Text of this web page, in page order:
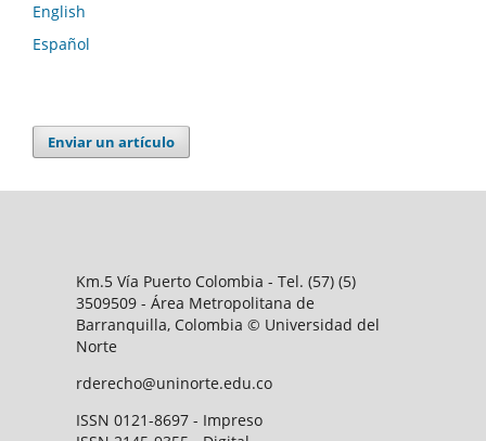
English
Español
Enviar un artículo
Km.5 Vía Puerto Colombia - Tel. (57) (5)
3509509 - Área Metropolitana de
Barranquilla, Colombia © Universidad del
Norte
rderecho@uninorte.edu.co
ISSN 0121-8697 - Impreso